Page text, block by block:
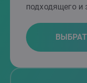
подходящего и